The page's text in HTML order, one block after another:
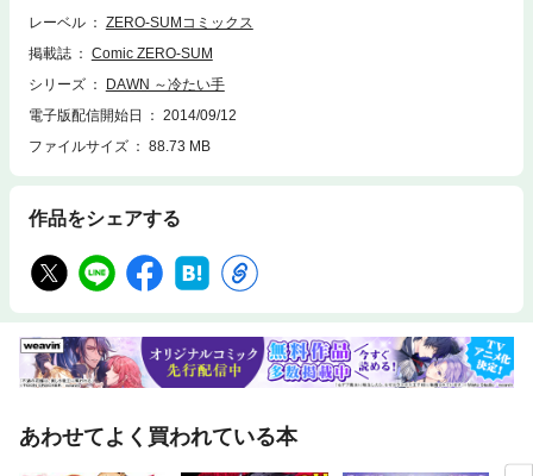
レーベル
ZERO-SUMコミックス
掲載誌
Comic ZERO-SUM
シリーズ
DAWN ～冷たい手
電子版配信開始日
2014/09/12
ファイルサイズ
88.73 MB
作品をシェアする
あわせてよく買われている本